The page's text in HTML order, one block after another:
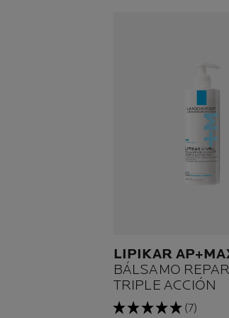
LIPIKAR
BÁLSAMO
TRIPLE ACCIÓN
(7)